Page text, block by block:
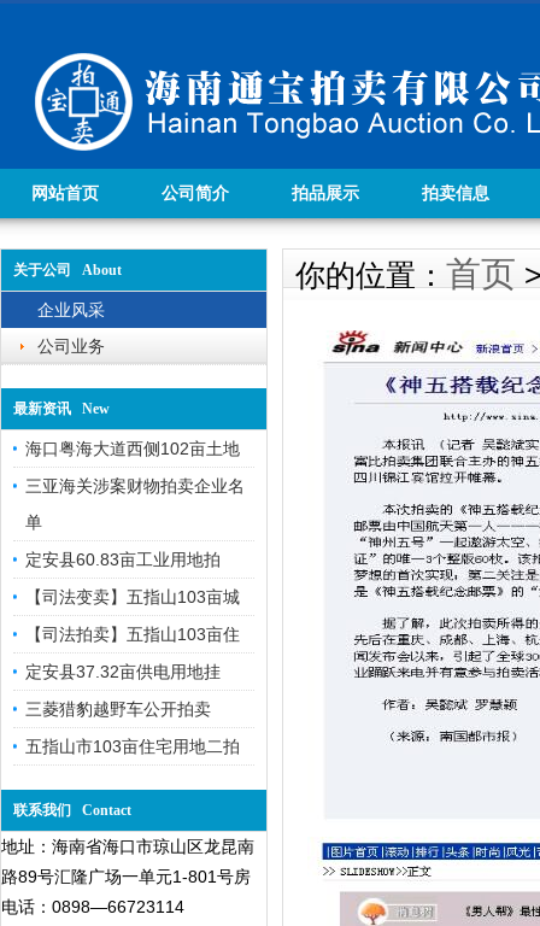
网站首页 公司简介 拍品展示 拍卖信息
关于公司 About
企业风采
公司业务
最新资讯 New
海口粤海大道西侧102亩土地
三亚海关涉案财物拍卖企业名
单
定安县60.83亩工业用地拍
【司法变卖】五指山103亩城
【司法拍卖】五指山103亩住
定安县37.32亩供电用地挂
三菱猎豹越野车公开拍卖
五指山市103亩住宅用地二拍
联系我们 Contact
地址：海南省海口市琼山区龙昆南
路89号汇隆广场一单元1-801号房
电话：0898—66723114
你的位置： 首页